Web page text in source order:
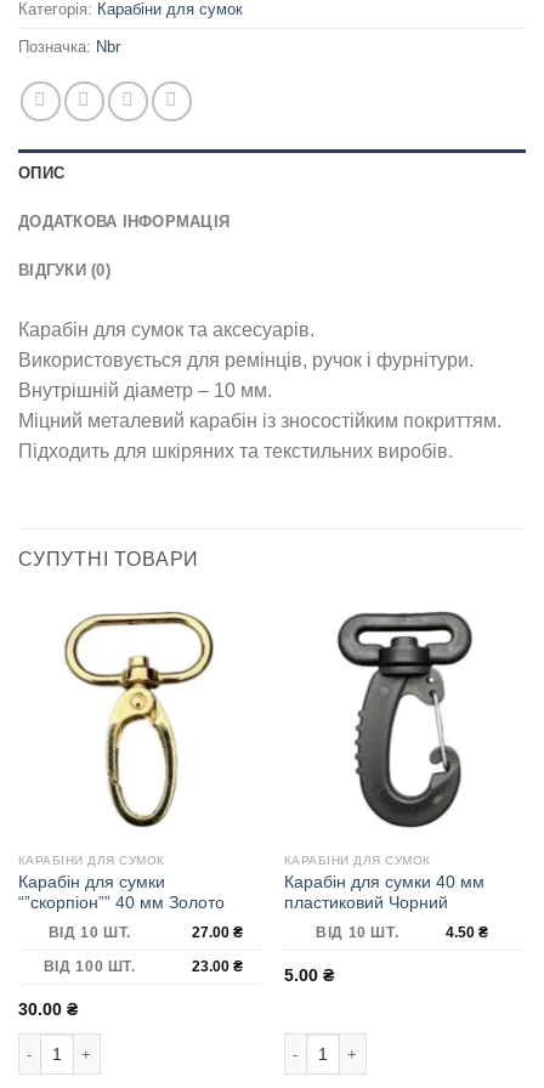
Категорія: Карабіни для сумок
Позначка: Nbr
ОПИС
ДОДАТКОВА ІНФОРМАЦІЯ
ВІДГУКИ (0)
Карабін для сумок та аксесуарів.
Використовується для ремінців, ручок і фурнітури.
Внутрішній діаметр – 10 мм.
Міцний металевий карабін із зносостійким покриттям.
Підходить для шкіряних та текстильних виробів.
СУПУТНІ ТОВАРИ
КАРАБІНИ ДЛЯ СУМОК
Карабін для сумки
“”скорпіон”” 40 мм Золото
ВІД 10 ШТ. 27.00₴
ВІД 100 ШТ.
23.00₴
30.00 ₴
КАРАБІНИ ДЛЯ СУМОК
Карабін для сумки 40 мм
пластиковий Чорний
ВІД 10 ШТ. 4.50 ₴
5.00 ₴